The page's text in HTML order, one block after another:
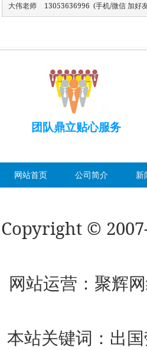
大伟老师 13053636996 (手机/微信 加好
团队鼎立贴心服务
网站首页 公司简介 新
Copyright ©
网站运营： 聚辉
本站关键词：出